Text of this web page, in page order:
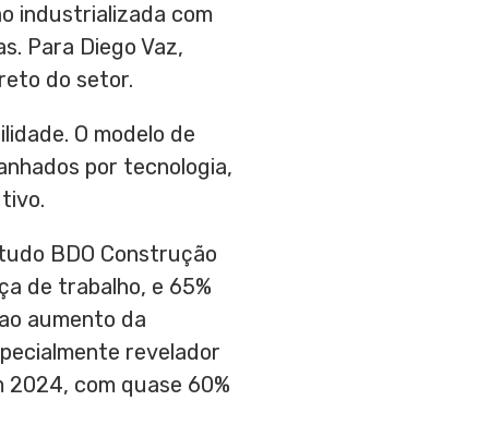
industrializada com
Para Diego Vaz,
do setor.
O modelo de
por tecnologia,
BDO Construção
de trabalho, e 65%
aumento da
revelador
2024, com quase 60%